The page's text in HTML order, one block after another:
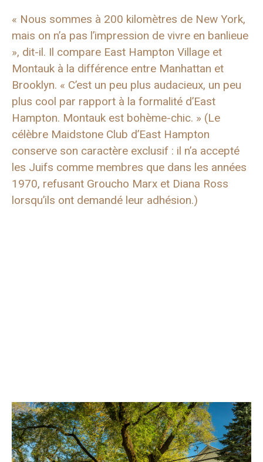
« Nous sommes à 200 kilomètres de New York,
mais on n’a pas l’impression de vivre en banlieue
», dit-il. Il compare East Hampton Village et
Montauk à la différence entre Manhattan et
Brooklyn. « C’est un peu plus audacieux, un peu
plus cool par rapport à la formalité d’East
Hampton. Montauk est bohème-chic. » (Le
célèbre Maidstone Club d’East Hampton
conserve son caractère exclusif : il n’a accepté
les Juifs comme membres que dans les années
1970, refusant Groucho Marx et Diana Ross
lorsqu’ils ont demandé leur adhésion.)